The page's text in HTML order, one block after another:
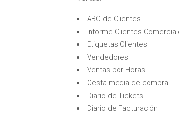
ABC de Clientes
Informe Clientes
Etiquetas Clientes
Vendedores
Ventas por Horas
Cesta media de compra
Diario de Tickets
Diario de Facturación